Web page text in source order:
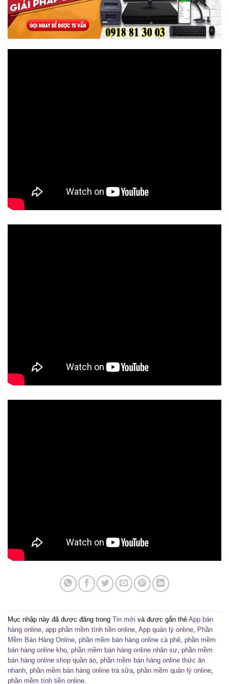
Mục nhập này đã được đăng trong Tin mới và được gắn thẻ App bán
hàng online, app phần mềm tính tiền online, App quản lý online, Phần
Mềm Bán Hàng Online, phần mềm bán hàng online cà phê, phần mềm
bán hàng online kho, phần mềm bán hàng online nhân sự, phần mềm
bán hàng online shop quần áo, phần mềm bán hàng online thức ăn
nhanh, phần mềm bán hàng online trà sữa, phần mềm quản lý online,
phần mềm tính tiền online.